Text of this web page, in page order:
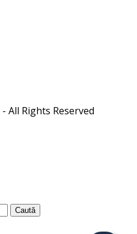
- All Rights Reserved
Caută